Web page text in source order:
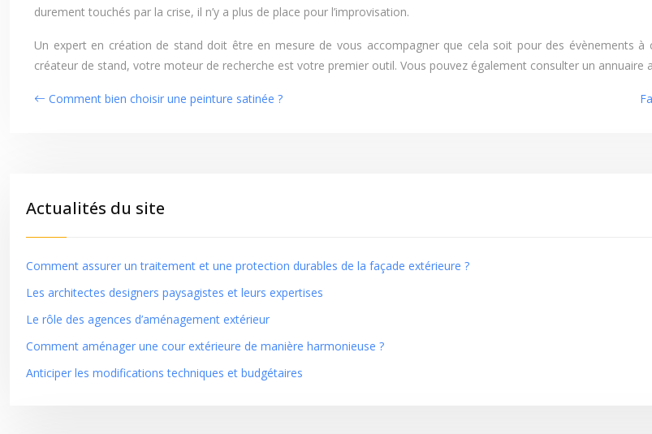
durement touchés par la crise, il n’y a plus de place pour l’improvisation.
Un expert en création de stand doit être en mesure de vous accompagner que cela soit pour des évènements
créateur de stand, votre moteur de recherche est votre premier outil. Vous pouvez également consulter un annuaire
Comment bien choisir une peinture satinée ?
Actualités du site
Comment assurer un traitement et une protection durables de la façade extérieure ?
Les architectes designers paysagistes et leurs expertises
Le rôle des agences d’aménagement extérieur
Comment aménager une cour extérieure de manière harmonieuse ?
Anticiper les modifications techniques et budgétaires